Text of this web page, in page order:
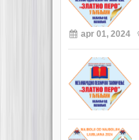
apr 01, 2024